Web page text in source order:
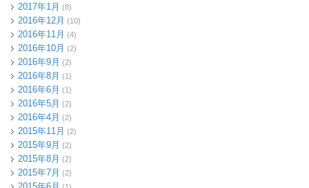
2017年1月 (8)
2016年12月 (10)
2016年11月 (4)
2016年10月 (2)
2016年9月 (2)
2016年8月 (1)
2016年6月 (1)
2016年5月 (2)
2016年4月 (2)
2015年11月 (2)
2015年9月 (2)
2015年8月 (2)
2015年7月 (2)